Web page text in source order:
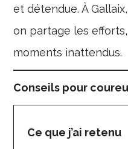
et détendue. À
on partage les
moments inattendus.
Conseils pour
Ce que j’ai retenu